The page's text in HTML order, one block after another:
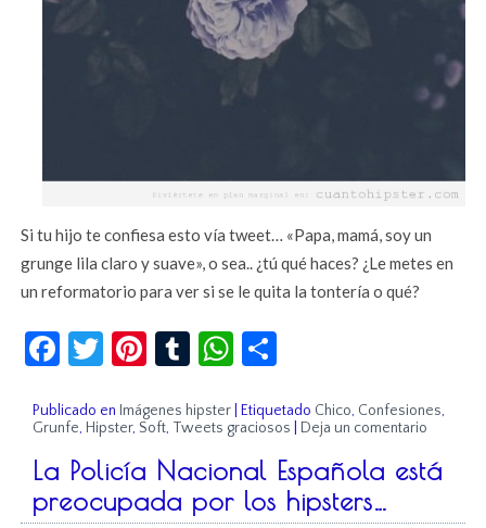
Si tu hijo te confiesa esto vía tweet… «Papa, mamá, soy un
grunge lila claro y suave», o sea.. ¿tú qué haces? ¿Le metes en
un reformatorio para ver si se le quita la tontería o qué?
Facebook
Twitter
Pinterest
TumblrWhatsApp
Publicado en Imágenes hipster Etiquetado Chico, Confesiones,
Grunfe, Hipster, Soft, Tweets graciosos Deja un comentario
La Policía Nacional Española está
preocupada por los hipsters…